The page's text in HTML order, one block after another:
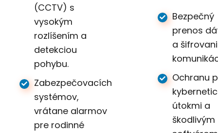
(CCTV) s
vysokým
rozlíšením a
detekciou
pohybu.
Zabezpečovacích
systémov,
vrátane alarmov
pre rodinné
Bezpečný
prenos
a
Ochranu
útokmi a
škodlivým